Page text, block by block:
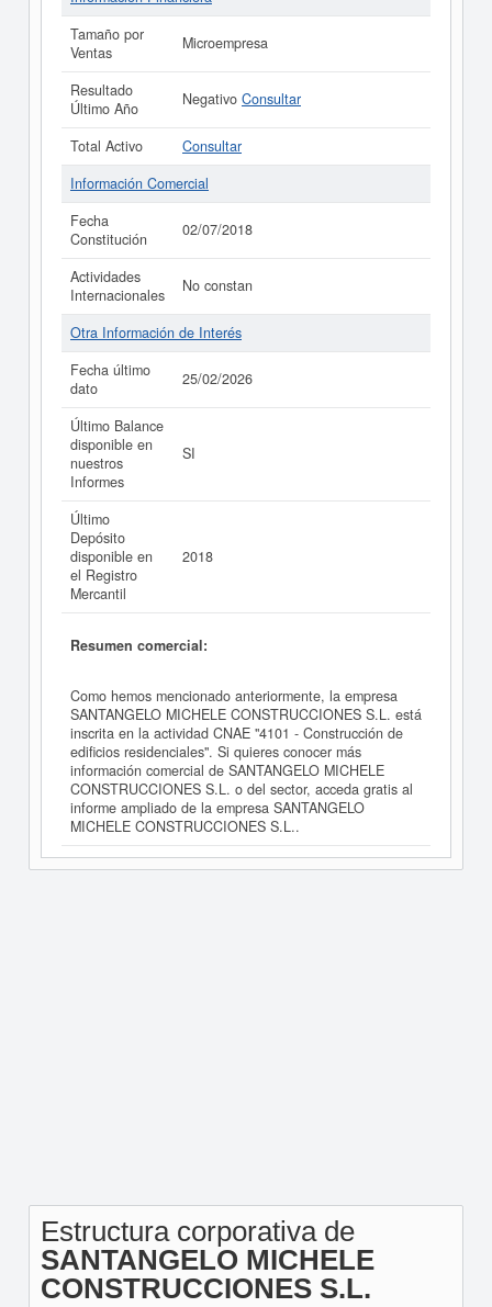
Tamaño por
Ventas
Microempresa
Resultado
Último Año
Negativo Consultar
Total Activo
Consultar
Información Comercial
Fecha
Constitución
02/07/2018
Actividades
Internacionales
No constan
Otra Información de Interés
Fecha último
dato
25/02/2026
Último Balance
disponible en
nuestros
Informes
SI
Último
Depósito
disponible en
el Registro
Mercantil
2018
Resumen comercial:
Como hemos mencionado anteriormente, la empresa
SANTANGELO MICHELE CONSTRUCCIONES S.L. está
inscrita en la actividad CNAE "4101 - Construcción de
edificios residenciales". Si quieres conocer más
información comercial de SANTANGELO MICHELE
CONSTRUCCIONES S.L. o del sector, acceda gratis al
informe ampliado de la empresa SANTANGELO
MICHELE CONSTRUCCIONES S.L..
Estructura corporativa de
SANTANGELO MICHELE
CONSTRUCCIONES S.L.